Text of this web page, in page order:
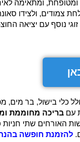
נוסף עם יציאה
כלי בישול, בר
עםבריכה מחוממת
להזמנת חופשה